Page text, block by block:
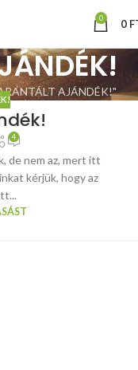
0 0
AJÁNDÉK!"
4
de nem az, mert itt
kérjük, hogy az